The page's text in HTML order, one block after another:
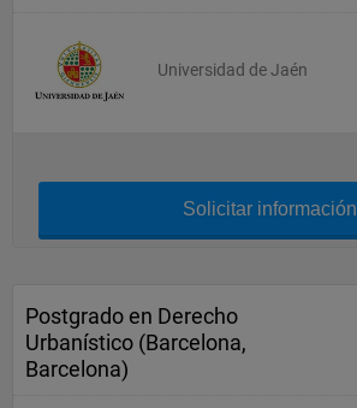
Universidad de Jaén
Solicitar información
Postgrado en Derecho
Urbanístico (Barcelona,
Barcelona)